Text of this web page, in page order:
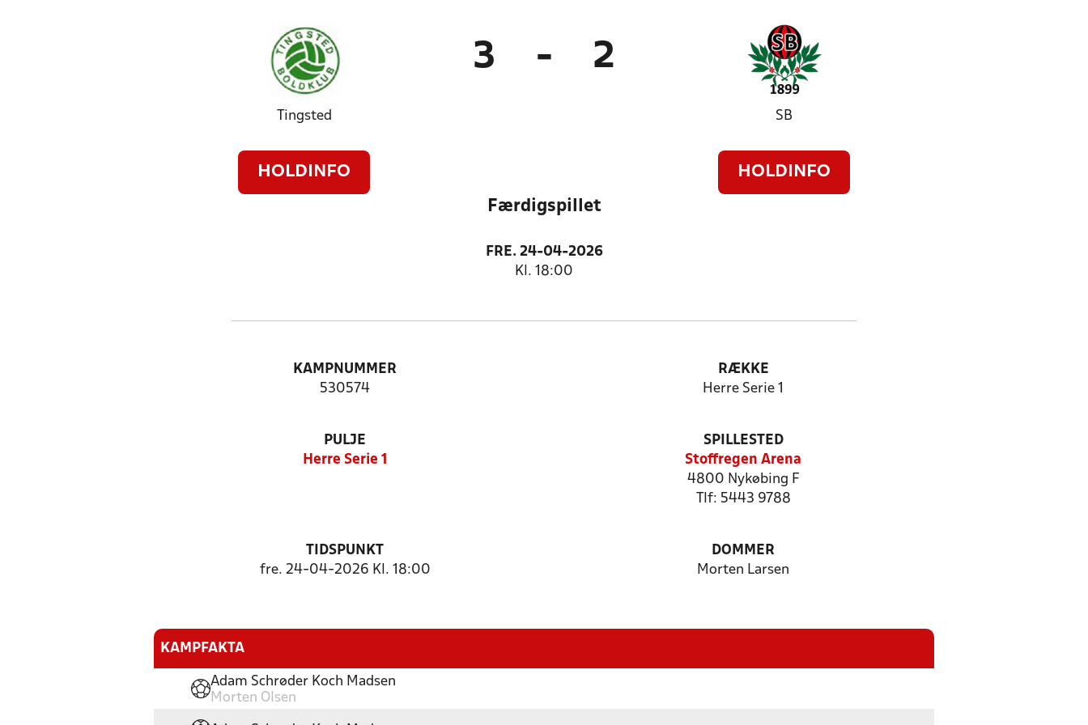
Tingsted
HOLDINFO
3 - 2
SB
HOLDINFO
Færdigspillet
FRE. 24-04-2026
Kl. 18:00
KAMPNUMMER
530574
RÆKKE
Herre Serie 1
PULJE
Herre Serie 1
SPILLESTED
Stoffregen Arena
4800 Nykøbing F
Tlf: 5443 9788
TIDSPUNKT
fre. 24-04-2026 Kl. 18:00
DOMMER
Morten Larsen
KAMPFAKTA
Adam Schrøder Koch Madsen
Morten Olsen